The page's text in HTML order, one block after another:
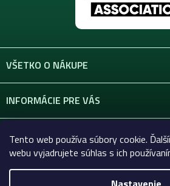
Tento web používa súbory cookie.
webu vyjadrujete súhlas s ich
VŠETKO O NÁKUPE
INFORMÁCIE PRE VÁS
KONTAKT